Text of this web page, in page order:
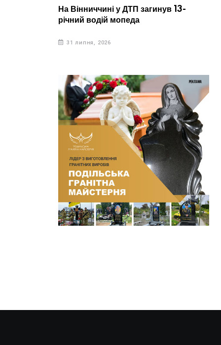
На Вінниччині у ДТП загинув 13-
річний водій мопеда
31 липня, 2026